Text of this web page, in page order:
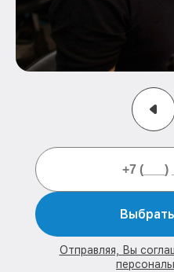
Отправляя, Вы